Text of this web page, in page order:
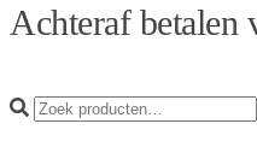
Achteraf betalen